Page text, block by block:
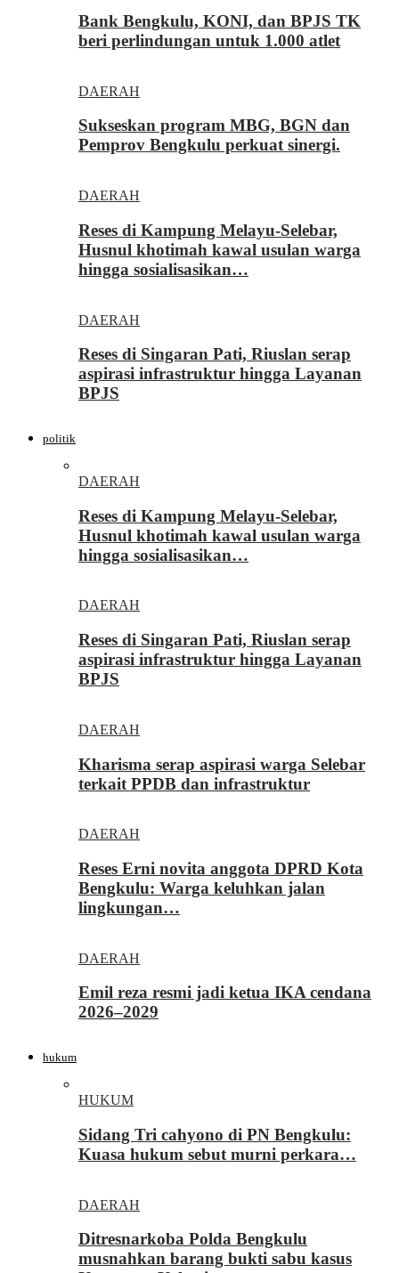
Bank Bengkulu, KONI, dan BPJS TK
beri perlindungan untuk 1.000 atlet
DAERAH
Sukseskan program MBG, BGN dan
Pemprov Bengkulu perkuat sinergi.
DAERAH
Reses di Kampung Melayu-Selebar,
Husnul khotimah kawal usulan warga
hingga sosialisasikan…
DAERAH
Reses di Singaran Pati, Riuslan serap
aspirasi infrastruktur hingga Layanan
BPJS
politik
DAERAH
Reses di Kampung Melayu-Selebar,
Husnul khotimah kawal usulan warga
hingga sosialisasikan…
DAERAH
Reses di Singaran Pati, Riuslan serap
aspirasi infrastruktur hingga Layanan
BPJS
DAERAH
Kharisma serap aspirasi warga Selebar
terkait PPDB dan infrastruktur
DAERAH
Reses Erni novita anggota DPRD Kota
Bengkulu: Warga keluhkan jalan
lingkungan…
DAERAH
Emil reza resmi jadi ketua IKA cendana
2026–2029
hukum
HUKUM
Sidang Tri cahyono di PN Bengkulu:
Kuasa hukum sebut murni perkara…
DAERAH
Ditresnarkoba Polda Bengkulu
musnahkan barang bukti sabu kasus